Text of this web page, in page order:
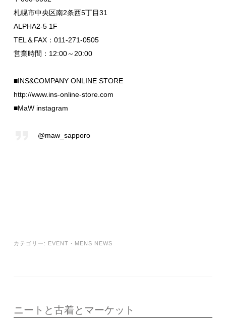
札幌市中央区南2条西5丁目31
ALPHA2-5 1F
TEL＆FAX：011-271-0505
営業時間：12:00～20:00
■INS&COMPANY ONLINE STORE
http://www.ins-online-store.com
■MaW instagram
@maw_sapporo
カテゴリー: EVENT ・ MENS NEWS
ニートと古着とマーケット